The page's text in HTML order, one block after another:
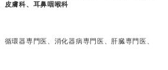
皮膚科、耳鼻咽喉科
環器専門医、消化器病専門医、肝臓専門医、